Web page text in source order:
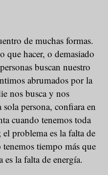
de muchas formas.
que hacer, o demasiado
buscan nuestro
abrumados por la
nos busca y nos
persona, confiara en
cuando tenemos toda
problema es la falta de
tiempo más que
la falta de energía.